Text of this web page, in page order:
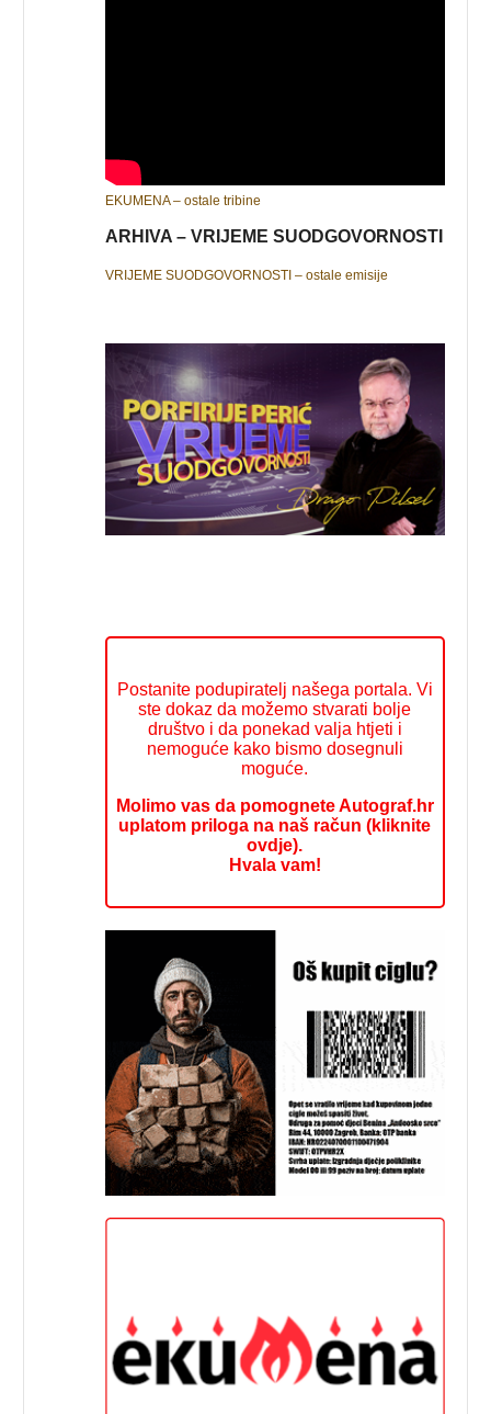
EKUMENA – ostale tribine
ARHIVA – VRIJEME SUODGOVORNOSTI
VRIJEME SUODGOVORNOSTI – ostale emisije
Postanite podupiratelj našega portala. Vi
ste dokaz da možemo stvarati bolje
društvo i da ponekad valja htjeti i
nemoguće kako bismo dosegnuli
moguće.
Molimo vas da pomognete Autograf.hr
uplatom priloga na naš račun (kliknite
ovdje).
Hvala vam!